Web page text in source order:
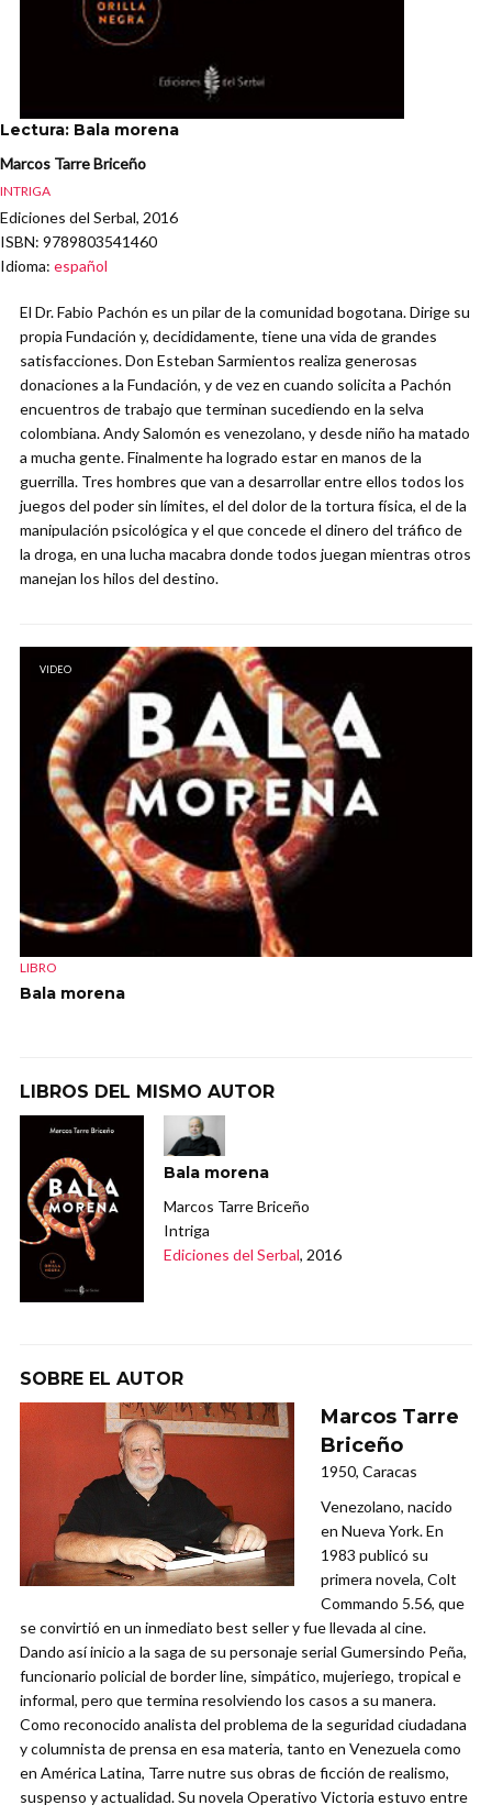
Lectura: Bala morena
Marcos Tarre Briceño
INTRIGA
Ediciones del Serbal, 2016
ISBN: 9789803541460
Idioma: español
El Dr. Fabio Pachón es un pilar de la comunidad bogotana. Dirige su
propia Fundación y, decididamente, tiene una vida de grandes
satisfacciones. Don Esteban Sarmientos realiza generosas
donaciones a la Fundación, y de vez en cuando solicita a Pachón
encuentros de trabajo que terminan sucediendo en la selva
colombiana. Andy Salomón es venezolano, y desde niño ha matado
a mucha gente. Finalmente ha logrado estar en manos de la
guerrilla. Tres hombres que van a desarrollar entre ellos todos los
juegos del poder sin límites, el del dolor de la tortura física, el de la
manipulación psicológica y el que concede el dinero del tráfico de
la droga, en una lucha macabra donde todos juegan mientras otros
manejan los hilos del destino.
VIDEO
LIBRO
Bala morena
LIBROS DEL MISMO AUTOR
Bala morena
Marcos Tarre Briceño
Intriga
Ediciones del Serbal, 2016
SOBRE EL AUTOR
Marcos Tarre
Briceño
1950, Caracas
Venezolano, nacido
en Nueva York. En
1983 publicó su
primera novela, Colt
Commando 5.56, que
se convirtió en un inmediato best seller y fue llevada al cine.
Dando así inicio a la saga de su personaje serial Gumersindo Peña,
funcionario policial de border line, simpático, mujeriego, tropical e
informal, pero que termina resolviendo los casos a su manera.
Como reconocido analista del problema de la seguridad ciudadana
y columnista de prensa en esa materia, tanto en Venezuela como
en América Latina, Tarre nutre sus obras de ficción de realismo,
suspenso y actualidad. Su novela Operativo Victoria estuvo entre